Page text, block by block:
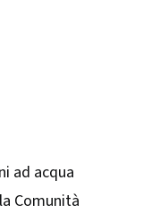
ad acqua
Comunità